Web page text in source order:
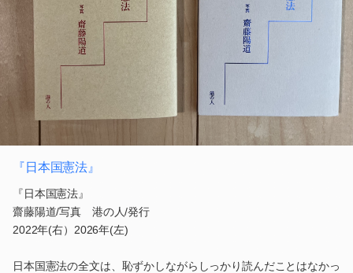
『日本国憲法』
『日本国憲法』
齋藤陽道/写真 港の人/発行
2022年(右）2026年(左)
日本国憲法の全文は、恥ずかしながらしっかり読んだことはなかっ